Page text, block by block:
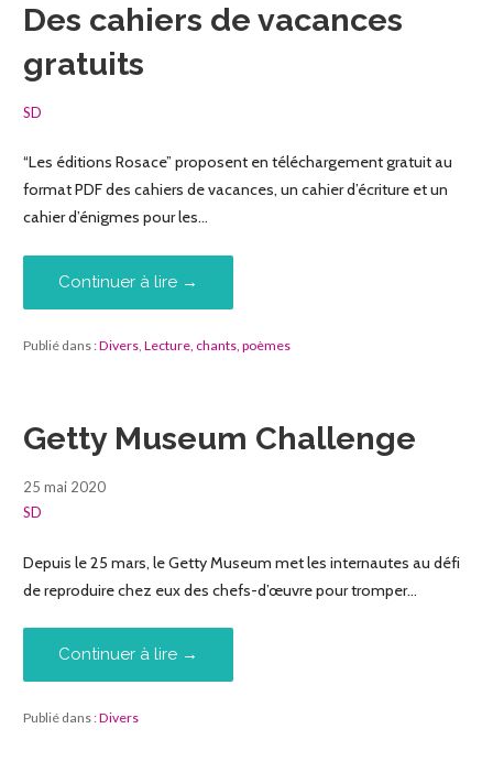
Des cahiers de vacances
gratuits
SD
“Les éditions Rosace” proposent en téléchargement gratuit au
format PDF des cahiers de vacances, un cahier d’écriture et un
cahier d’énigmes pour les…
Continuer à lire →
Publié dans :Divers, Lecture, chants, poèmes
Getty Museum Challenge
25 mai 2020
SD
Depuis le 25 mars, le Getty Museum met les internautes au défi
de reproduire chez eux des chefs-d’œuvre pour tromper…
Continuer à lire →
Publié dans :Divers